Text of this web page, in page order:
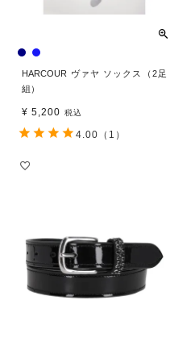
HARCOUR ヴァヤ ソックス（2足
組）
¥ 5,200 税込
4.00 （1）